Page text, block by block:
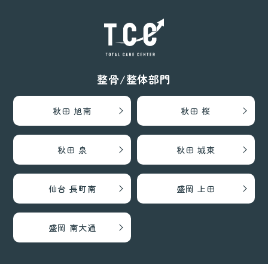
整骨/整体部門
秋田 旭南 秋田 桜
秋田 泉 秋田 城東
仙台 長町南 盛岡 上田
盛岡 南大通